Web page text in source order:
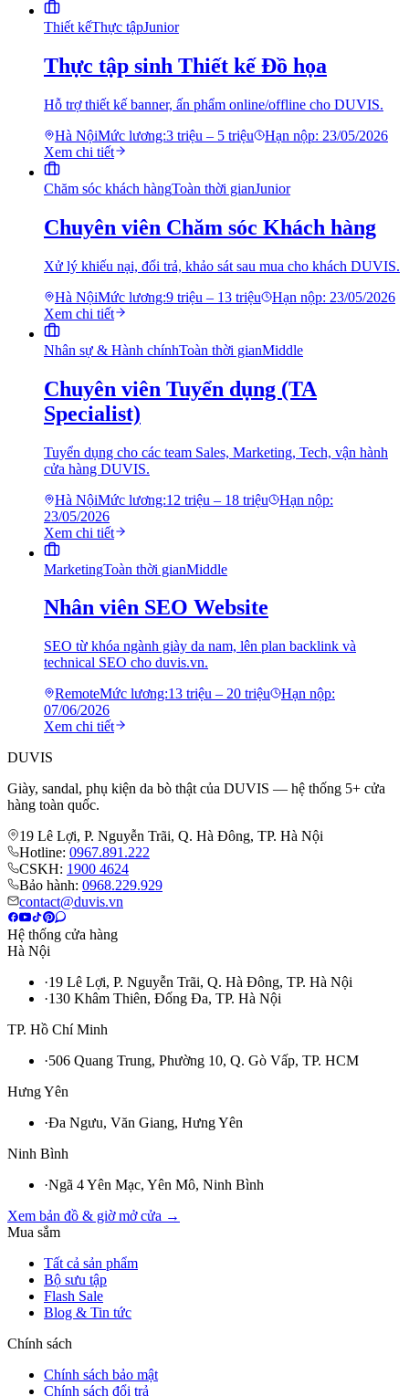
Thiết kếThực tậpJunior
Thực tập sinh Thiết kế Đồ họa
Hỗ trợ thiết kế banner, ấn phẩm online/offline cho DUVIS.
Hà NộiMức lương:3 triệu – 5 triệu Hạn nộp: 23/05/2026
Xem chi tiết
Chăm sóc khách hàngToàn thời gianJunior
Chuyên viên Chăm sóc Khách hàng
Xử lý khiếu nại, đổi trả, khảo sát sau mua cho khách DUVIS.
Hà NộiMức lương:9 triệu – 13 triệu Hạn nộp: 23/05/2026
Xem chi tiết
Nhân sự & Hành chínhToàn thời gianMiddle
Chuyên viên Tuyển dụng (TA
Specialist)
Tuyển dụng cho các team Sales, Marketing, Tech, vận hành
cửa hàng DUVIS.
Hà NộiMức lương:12 triệu – 18 triệu
Hạn nộp:
23/05/2026
Xem chi tiết
MarketingToàn thời gianMiddle
Nhân viên SEO Website
SEO từ khóa ngành giày da nam, lên plan backlink và
technical SEO cho duvis.vn.
RemoteMức lương:13 triệu – 20 triệu
Hạn nộp:
07/06/2026
Xem chi tiết
DUVIS
Giày, sandal, phụ kiện da bò thật của DUVIS — hệ thống 5+ cửa
hàng toàn quốc.
19 Lê Lợi, P. Nguyễn Trãi, Q. Hà Đông, TP. Hà Nội
Hotline: 0967.891.222
CSKH: 1900 4624
Bảo hành: 0968.229.929
contact@duvis.vn
Hệ thống cửa hàng
Hà Nội
·19 Lê Lợi, P. Nguyễn Trãi, Q. Hà Đông, TP. Hà Nội
·130 Khâm Thiên, Đống Đa, TP. Hà Nội
TP. Hồ Chí Minh
·506 Quang Trung, Phường 10, Q. Gò Vấp, TP. HCM
Hưng Yên
·Đa Ngưu, Văn Giang, Hưng Yên
Ninh Bình
·Ngã 4 Yên Mạc, Yên Mô, Ninh Bình
Xem bản đồ & giờ mở cửa →
Mua sắm
Tất cả sản phẩm
Bộ sưu tập
Flash Sale
Blog & Tin tức
Chính sách
Chính sách bảo mật
Chính sách đổi trả